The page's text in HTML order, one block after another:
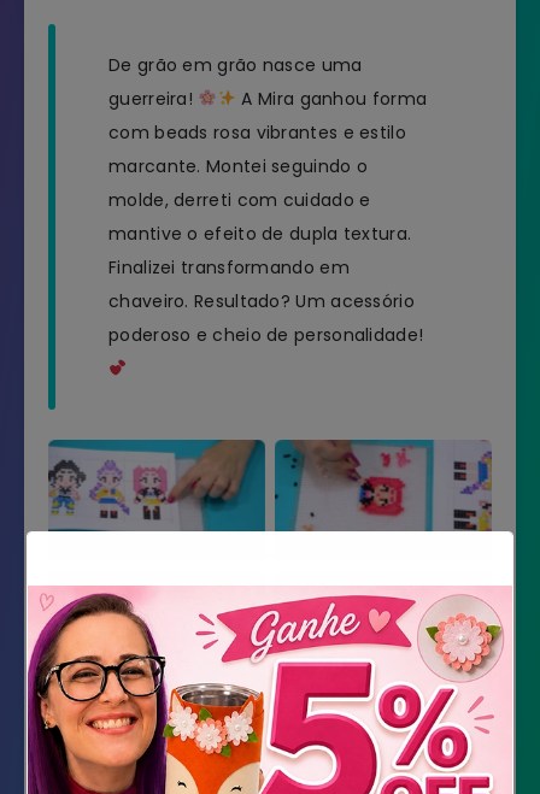
De grão em grão nasce uma
guerreira!
A Mira ganhou forma
com beads rosa vibrantes e estilo
marcante. Montei seguindo o
molde, derreti com cuidado e
mantive o efeito de dupla textura.
Finalizei transformando em
chaveiro. Resultado? Um acessório
poderoso e cheio de personalidade!